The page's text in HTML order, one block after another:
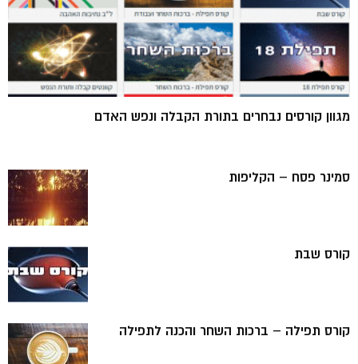
מגוון קורסים נבחרים בתורת הקבלה ונפש האדם
סמינר פסח – הקליפות
קורס שבת
קורס תפילה – ברכות השחר והכנה לתפילה